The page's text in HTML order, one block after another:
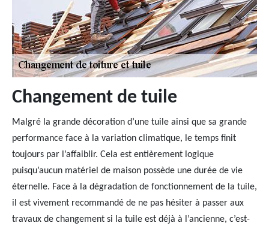
Changement de tuile
Malgré la grande décoration d’une tuile ainsi que sa grande
performance face à la variation climatique, le temps finit
toujours par l’affaiblir. Cela est entièrement logique
puisqu’aucun matériel de maison possède une durée de vie
éternelle. Face à la dégradation de fonctionnement de la tuile,
il est vivement recommandé de ne pas hésiter à passer aux
travaux de changement si la tuile est déjà à l’ancienne, c’est-